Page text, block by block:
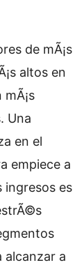
de mÃ¡s
altos en
Una
en el
empiece a
ingresos es
alcanzar a